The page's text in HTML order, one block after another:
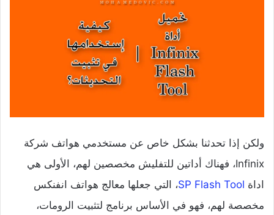
ولكن إذا تحدثنا بشكل خاص عن مستخدمي هواتف شركة
Infinix، فهناك أداتين للتفليش مخصصين لهم، الأولى هي
اداة SP Flash Tool، التي جعلها معالج هواتف انفنكس
مخصصة لهم، فهو في الأساس برنامج لتثبيت الرومات،